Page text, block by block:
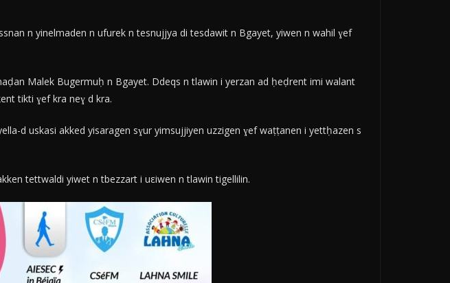
n yinelmaden n ufurek n tesnujjya di tesdawit n Bgayet, yiwen n wahil ɣef
Malek Bugermuḥ n Bgayet. Ddeqs n tlawin i yerzan ad ḥeḍrent imi walant
tikti ɣef kra neɣ d kra.
d uskasi akked yisaragen sɣur yimsujjiyen uzzigen ɣef waṭṭanen i yettḥazen s
tettwaldi yiwet n tbezzart i uεiwen n tlawin tigellilin.